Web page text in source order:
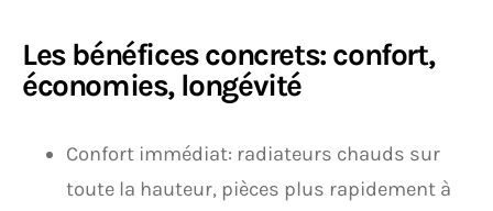
Les bénéfices concrets: confort,
économies, longévité
Confort immédiat: radiateurs chauds sur
toute la hauteur, pièces plus rapidement à